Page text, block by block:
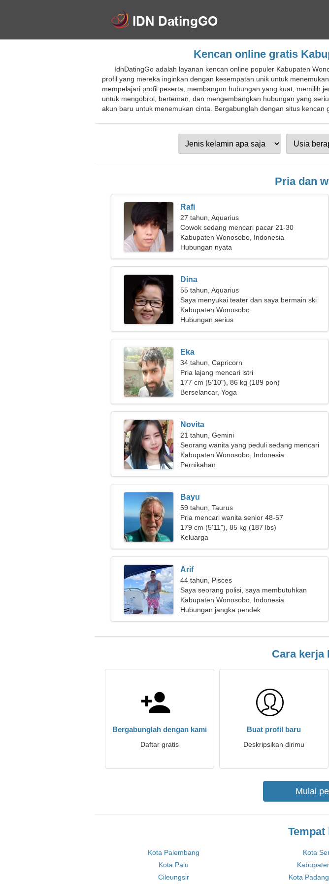
Kencan online gratis
IdnDatingGo adalah layanan kencan online populer Kabupaten
profil yang mereka inginkan dengan kesempatan unik untuk
mempelajari profil peserta, membangun hubungan yang kuat, memilih
untuk mengobrol, berteman, dan mengembangkan hubungan yang
akun baru untuk menemukan cinta. Bergabunglah dengan situs
Pria dan
Rafi
27 tahun, Aquarius
Cowok sedang mencari pacar 21-30
Kabupaten Wonosobo, Indonesia
Hubungan nyata
Dina
55 tahun, Aquarius
Saya menyukai teater dan saya bermain ski
Kabupaten Wonosobo
Hubungan serius
Eka
34 tahun, Capricorn
Pria lajang mencari istri
177 cm (5'10"), 86 kg (189 pon)
Berselancar, Yoga
Novita
21 tahun, Gemini
Seorang wanita yang peduli sedang mencari
cinta sejati
Kabupaten Wonosobo, Indonesia
Pernikahan
Bayu
59 tahun, Taurus
Pria mencari wanita senior 48-57
179 cm (5'11"), 85 kg (187 lbs)
Keluarga
Arif
44 tahun, Pisces
Saya seorang polisi, saya membutuhkan
wanita yang sempurna
Kabupaten Wonosobo, Indonesia
Hubungan jangka pendek
Cara kerja
Bergabunglah dengan kami
Daftar gratis
Buat profil baru
Deskripsikan dirimu
Mulai
Tempat
Kota Palembang Kota
Kota Palu
Cileungsir
Kota